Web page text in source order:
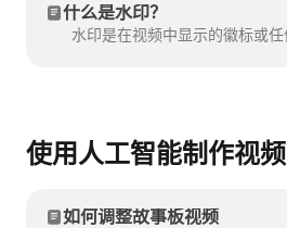
什么是水印？
使用人工智能制作视频
如何调整故事板视频